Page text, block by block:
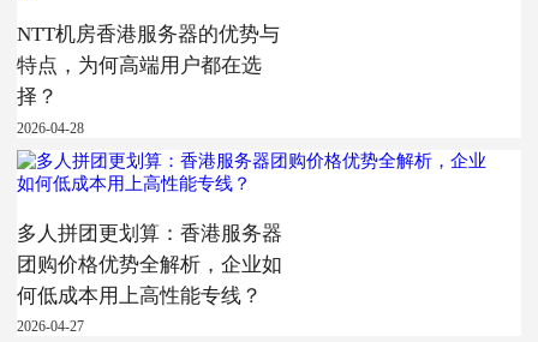
NTT机房香港服务器的优势与
特点，为何高端用户都在选
择？
2026-04-28
多人拼团更划算：香港服务器
团购价格优势全解析，企业如
何低成本用上高性能专线？
2026-04-27